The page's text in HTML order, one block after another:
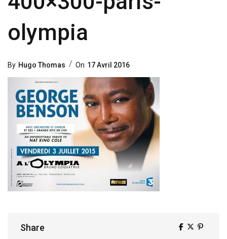
olympia
By Hugo Thomas
Posted
On
On 17 Avril 2016
Share
Share